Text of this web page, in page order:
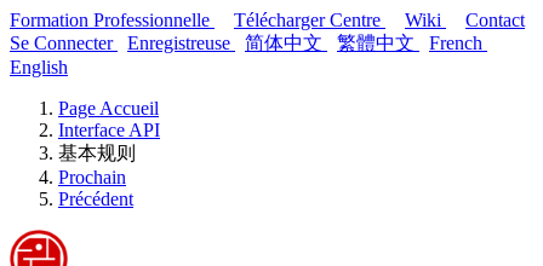
Formation Professionnelle Télécharger Centre Wiki
Contact
Se Connecter
Enregistreuse 简体中文 繁體中文
French
English
Page Accueil
Interface API
基本规则
Prochain
Précédent